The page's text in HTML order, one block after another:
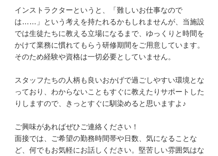
インストラクターというと、「難しいお仕事なので
は……」という考えを持たれるかもしれませんが、当施設
では生徒たちに教える立場になるまで、ゆっくりと時間を
かけて業務に慣れてもらう研修期間をご用意しています。
そのため経験や資格は一切必要としていません。
スタッフたちの人柄も良いおかげで過ごしやすい環境とな
っており、わからないこともすぐに教えたりサポートした
りしますので、きっとすぐに馴染めると思いますよ♪
ご興味があればぜひご連絡ください！
面接では、ご希望の勤務時間帯や日数、気になることな
ど、何でもお気軽にお話しください。堅苦しい雰囲気はな